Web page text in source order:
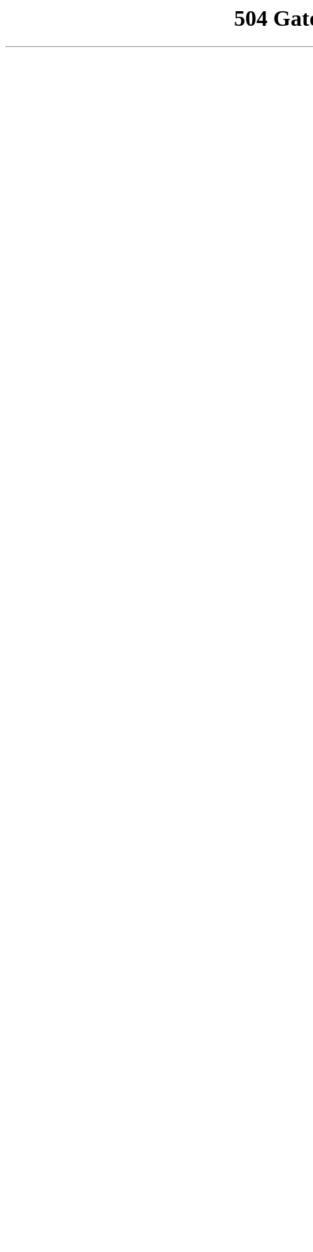
504